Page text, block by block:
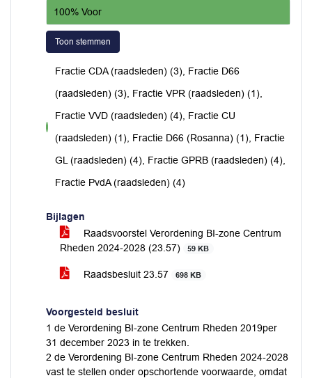
100% Voor
Toon stemmen
voor
Fractie CDA (raadsleden) (3), Fractie D66
(raadsleden) (3), Fractie VPR (raadsleden) (1),
Fractie VVD (raadsleden) (4), Fractie CU
(raadsleden) (1), Fractie D66 (Rosanna) (1), Fractie
GL (raadsleden) (4), Fractie GPRB (raadsleden) (4),
Fractie PvdA (raadsleden) (4)
Bijlagen
Raadsvoorstel Verordening BI-zone Centrum
Rheden 2024-2028 (23.57)
59 KB
Raadsbesluit 23.57 698 KB
Voorgesteld besluit
1 de Verordening BI-zone Centrum Rheden 2019per
31 december 2023 in te trekken.
2 de Verordening BI-zone Centrum Rheden 2024-2028
vast te stellen onder opschortende voorwaarde, omdat